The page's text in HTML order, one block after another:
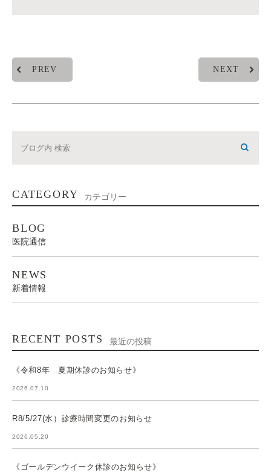
PREV NEXT
CATEGORY カテゴリー
BLOG
医院通信
NEWS
新着情報
RECENT POSTS 最近の投稿
《令和8年 夏期休診のお知らせ》
2026.07.10
R8/5/27(水）診療時間変更のお知らせ
2026.05.20
《ゴールデンウイーク休診のお知らせ》